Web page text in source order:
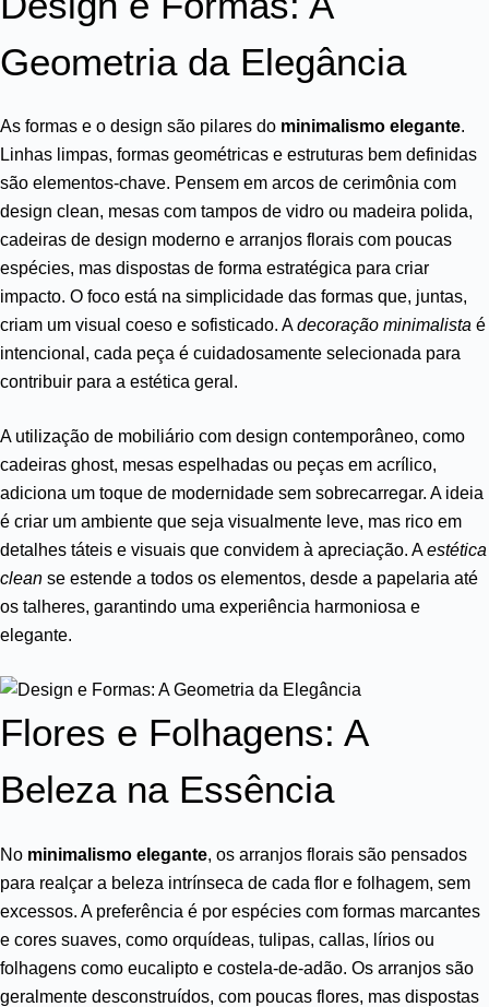
Geometria da Elegância
As formas e o design são pilares do minimalismo elegante.
Linhas limpas, formas geométricas e estruturas bem definidas
são elementos-chave. Pensem em arcos de cerimônia com
design clean, mesas com tampos de vidro ou madeira polida,
cadeiras de design moderno e arranjos florais com poucas
espécies, mas dispostas de forma estratégica para criar
impacto. O foco está na simplicidade das formas que, juntas,
criam um visual coeso e sofisticado. Adecoração minimalista é
intencional, cada peça é cuidadosamente selecionada para
contribuir para a estética geral.
A utilização de mobiliário com design contemporâneo, como
cadeiras ghost, mesas espelhadas ou peças em acrílico,
adiciona um toque de modernidade sem sobrecarregar. A ideia
é criar um ambiente que seja visualmente leve, mas rico em
detalhes táteis e visuais que convidem à apreciação. Aestética
clean se estende a todos os elementos, desde a papelaria até
os talheres, garantindo uma experiência harmoniosa e
elegante.
Flores e Folhagens: A
Beleza na Essência
No minimalismo elegante, os arranjos florais são pensados
para realçar a beleza intrínseca de cada flor e folhagem, sem
excessos. A preferência é por espécies com formas marcantes
e cores suaves, como orquídeas, tulipas, callas, lírios ou
folhagens como eucalipto e costela-de-adão. Os arranjos são
geralmente desconstruídos, com poucas flores, mas dispostas